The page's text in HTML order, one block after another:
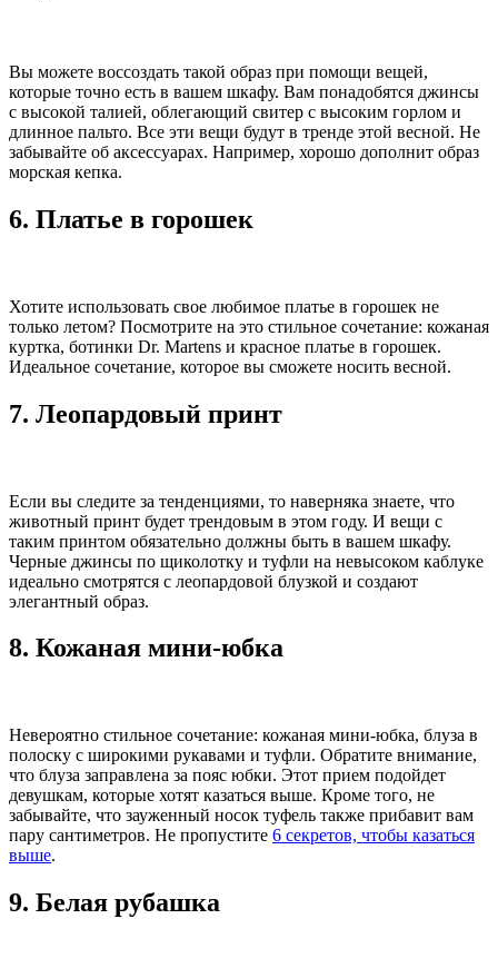
Вы можете воссоздать такой образ при помощи вещей,
которые точно есть в вашем шкафу. Вам понадобятся джинсы
с высокой талией, облегающий свитер с высоким горлом и
длинное пальто. Все эти вещи будут в тренде этой весной. Не
забывайте об аксессуарах. Например, хорошо дополнит образ
морская кепка.
6. Платье в горошек
Хотите использовать свое любимое платье в горошек не
только летом? Посмотрите на это стильное сочетание: кожаная
куртка, ботинки Dr. Martens и красное платье в горошек.
Идеальное сочетание, которое вы сможете носить весной.
7. Леопардовый принт
Если вы следите за тенденциями, то наверняка знаете, что
животный принт будет трендовым в этом году. И вещи с
таким принтом обязательно должны быть в вашем шкафу.
Черные джинсы по щиколотку и туфли на невысоком каблуке
идеально смотрятся с леопардовой блузкой и создают
элегантный образ.
8. Кожаная мини-юбка
Невероятно стильное сочетание: кожаная мини-юбка, блуза в
полоску с широкими рукавами и туфли. Обратите внимание,
что блуза заправлена за пояс юбки. Этот прием подойдет
девушкам, которые хотят казаться выше. Кроме того, не
забывайте, что зауженный носок туфель также прибавит вам
пару сантиметров. Не пропустите 6 секретов, чтобы казаться
выше.
9. Белая рубашка